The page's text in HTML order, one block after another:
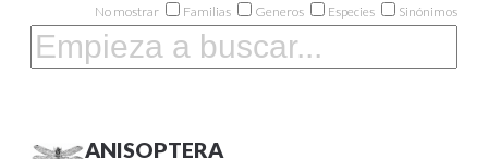
No mostrar Familias Generos Especies Sinónimos
ANISOPTERA